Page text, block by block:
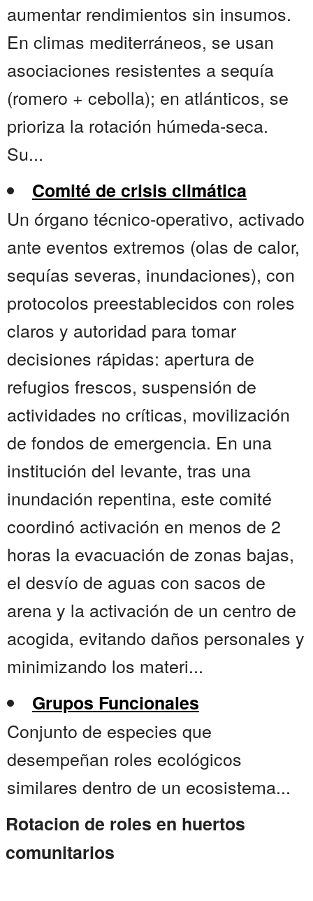
aumentar rendimientos sin insumos.
En climas mediterráneos, se usan
asociaciones resistentes a sequía
(romero + cebolla); en atlánticos, se
prioriza la rotación húmeda-seca.
Su...
Comité de crisis climática
Un órgano técnico-operativo, activado
ante eventos extremos (olas de calor,
sequías severas, inundaciones), con
protocolos preestablecidos con roles
claros y autoridad para tomar
decisiones rápidas: apertura de
refugios frescos, suspensión de
actividades no críticas, movilización
de fondos de emergencia. En una
institución del levante, tras una
inundación repentina, este comité
coordinó activación en menos de 2
horas la evacuación de zonas bajas,
el desvío de aguas con sacos de
arena y la activación de un centro de
acogida, evitando daños personales y
minimizando los materi...
Grupos Funcionales
Conjunto de especies que
desempeñan roles ecológicos
similares dentro de un ecosistema...
Rotacion de roles en huertos
comunitarios